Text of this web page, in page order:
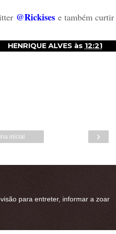
@Rickises e também
HENRIQUE ALVES às 12:21
›
inicial
para entreter, informar a zoar